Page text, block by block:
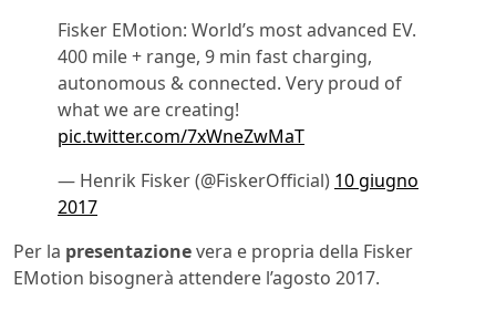
Fisker EMotion: World’s most advanced EV.
400 mile + range, 9 min fast charging,
autonomous & connected. Very proud of
what we are creating!
pic.twitter.com/7xWneZwMaT
— Henrik Fisker (@FiskerOfficial) 10 giugno
2017
Per la presentazionevera e propria della Fisker
EMotion bisognerà attendere l’agosto 2017.